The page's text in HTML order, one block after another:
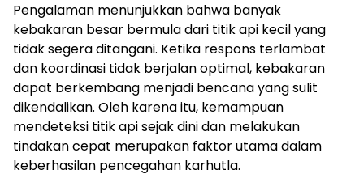
Pengalaman menunjukkan bahwa banyak
kebakaran besar bermula dari titik api kecil yang
tidak segera ditangani. Ketika respons terlambat
dan koordinasi tidak berjalan optimal, kebakaran
dapat berkembang menjadi bencana yang sulit
dikendalikan. Oleh karena itu, kemampuan
mendeteksi titik api sejak dini dan melakukan
tindakan cepat merupakan faktor utama dalam
keberhasilan pencegahan karhutla.